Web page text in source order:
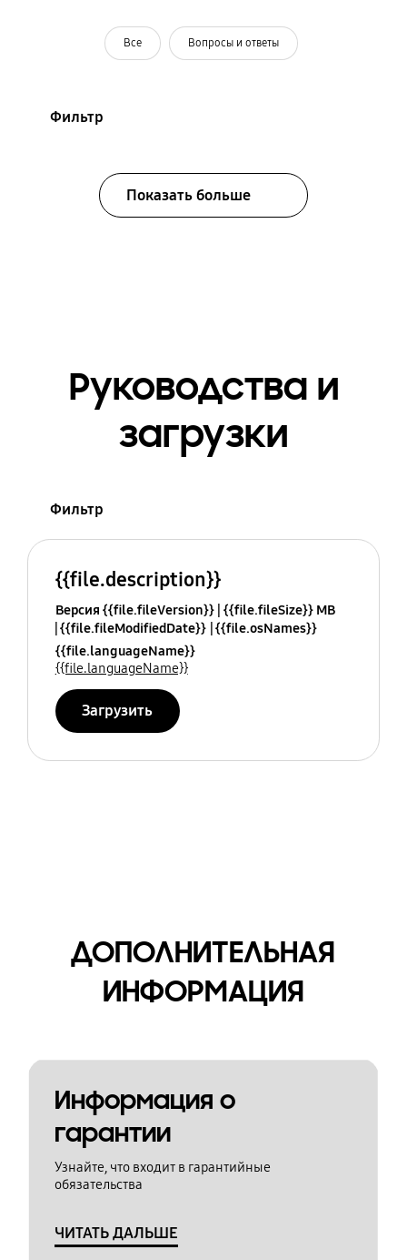
Все Вопросы и ответы
Фильтр
Показать больше
Руководства и
загрузки
Фильтр
{{file.description}}
Версия {{file.fileVersion}} {{file.fileSize}} MB
{{file.fileModifiedDate}} {{file.osNames}}
{{file.languageName}}
{{file.languageName}}
Загрузить
ДОПОЛНИТЕЛЬНАЯ
ИНФОРМАЦИЯ
Информация о
гарантии
Узнайте, что входит в гарантийные
обязательства
ЧИТАТЬ ДАЛЬШЕ